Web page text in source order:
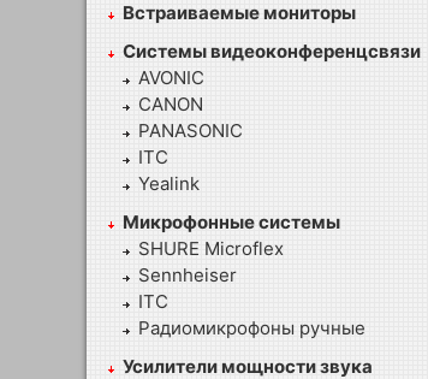
Встраиваемые мониторы
Системы видеоконференцсвязи
AVONIC
CANON
PANASONIC
ITC
Yealink
Микрофонные системы
SHURE Microflex
Sennheiser
ITC
Радиомикрофоны ручные
Усилители мощности звука